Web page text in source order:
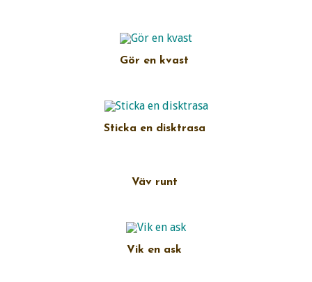
Gör en kvast
Sticka en disktrasa
Väv runt
Vik en ask